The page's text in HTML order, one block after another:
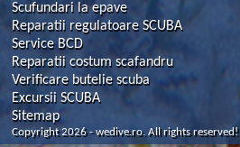
Scufundari la epave
Reparatii regulatoare SCUBA
Service BCD
Reparatii costum scafandru
Verificare butelie scuba
Excursii SCUBA
Sitemap
Copyright 2026 - wedive.ro. All rights reserved!